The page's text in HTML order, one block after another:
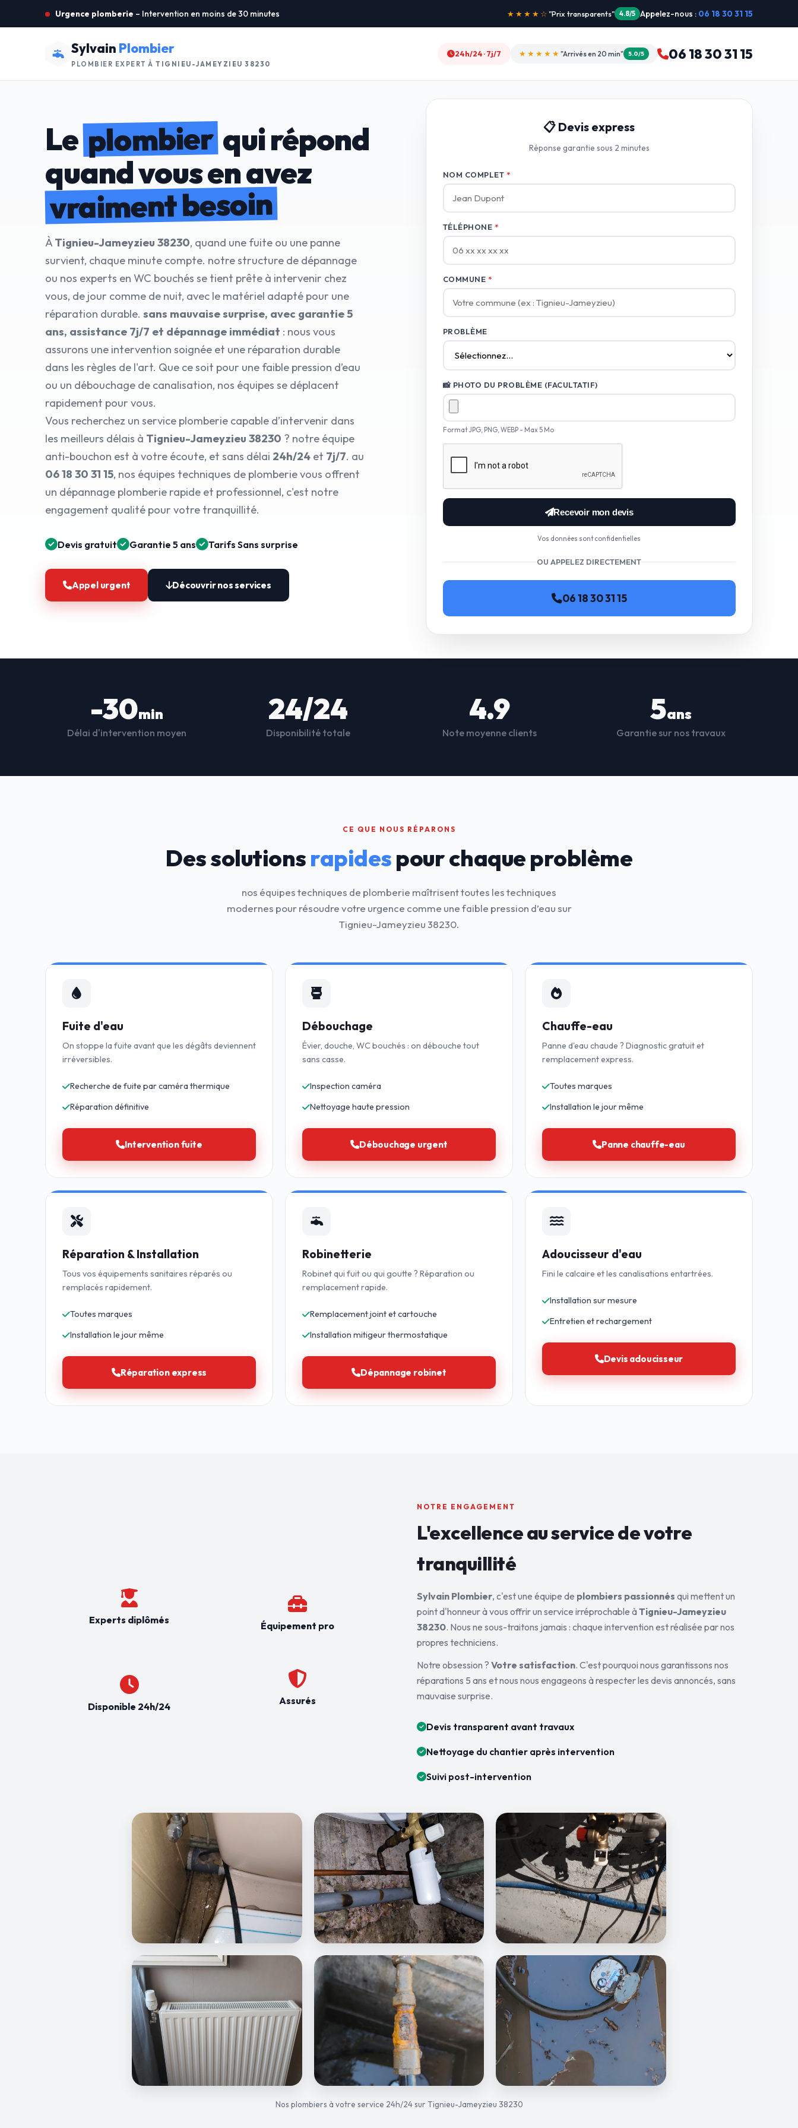
Urgence plomberie – Intervention en moins de 30 minutes ★★★★★ "Intervention dimanche" 5.0/5 Appelez-nous : 06 18 30 31 15
Sylvain Plombier
PLOMBIER EXPERT À TIGNIEU-JAMEYZIEU 38230
24h/24 · 7j/7 ★★★★★ "Arrivés en 20 min" 5.0/5 06 18 30 31 15
Leplombierqui répond
quand vous en avez
vraiment besoin
ÀTignieu-Jameyzieu 38230, quand une fuite ou une panne
survient, chaque minute compte. notre structure de dépannage
ou nos experts en WC bouchés se tient prête à intervenir chez
vous, de jour comme de nuit, avec le matériel adapté pour une
réparation durable. sans mauvaise surprise, avec garantie 5
ans, assistance 7j/7 et dépannage immédiat : nous vous
assurons une intervention soignée et une réparation durable
dans les règles de l'art. Que ce soit pour une faible pression d’eau
ou un débouchage de canalisation, nos équipes se déplacent
rapidement pour vous.
Vous recherchez un service plomberie capable d’intervenir dans
les meilleurs délais à Tignieu-Jameyzieu 38230 ? notre équipe
anti-bouchon est à votre écoute, et sans délai 24h/24 et 7j/7. au
06 18 30 31 15, nos équipes techniques de plomberie vous offrent
un dépannage plomberie rapide et professionnel, c'est notre
engagement qualité pour votre tranquillité.
Devis gratuit Garantie 5 ans Tarifs Sans surprise
Appel urgent Découvrir nos services
📋 Devis express
Réponse garantie sous 2 minutes
NOM COMPLET *
TÉLÉPHONE *
COMMUNE *
PROBLÈME
📸 PHOTO DU PROBLÈME (FACULTATIF)
Format JPG, PNG, WEBP - Max 5 Mo
Recevoir mon devis
Vos données sont confidentielles
OU APPELEZ DIRECTEMENT
06 18 30 31 15
-30min
Délai d'intervention moyen
24/24
Disponibilité totale
4.9
Note moyenne clients
5ans
Garantie sur nos travaux
CE QUE NOUS RÉPARONS
Des solutionsrapidespour chaque problème
nos équipes techniques de plomberie maîtrisent toutes les techniques
modernes pour résoudre votre urgence comme une faible pression d’eau sur
Tignieu-Jameyzieu 38230.
Fuite d'eau
On stoppe la fuite avant que les dégâts deviennent
irréversibles.
Recherche de fuite par caméra thermique
Réparation définitive
Intervention fuite
Débouchage
Évier, douche, WC bouchés : on débouche tout
sans casse.
Inspection caméra
Nettoyage haute pression
Débouchage urgent
Chauffe-eau
Panne d'eau chaude ? Diagnostic gratuit et
remplacement express.
Toutes marques
Installation le jour même
Panne chauffe-eau
Réparation & Installation
Tous vos équipements sanitaires réparés ou
remplacés rapidement.
Toutes marques
Installation le jour même
Réparation express
Robinetterie
Robinet qui fuit ou qui goutte ? Réparation ou
remplacement rapide.
Remplacement joint et cartouche
Installation mitigeur thermostatique
Dépannage robinet
Adoucisseur d'eau
Fini le calcaire et les canalisations entartrées.
Installation sur mesure
Entretien et rechargement
Devis adoucisseur
Experts diplômés
Disponible 24h/24
Équipement pro
Assurés
NOTRE ENGAGEMENT
L'excellence au service devotre
tranquillité
Sylvain Plombier, c'est une équipe de plombiers passionnés qui mettent un
point d'honneur à vous offrir un service irréprochable àTignieu-Jameyzieu
38230. Nous ne sous-traitons jamais : chaque intervention est réalisée par nos
propres techniciens.
Notre obsession ? Votre satisfaction. C'est pourquoi nous garantissons nos
réparations 5 ans et nous nous engageons à respecter les devis annoncés, sans
mauvaise surprise.
Devis transparent avant travaux
Nettoyage du chantier après intervention
Suivi post-intervention
Nos plombiers à votre service 24h/24 sur Tignieu-Jameyzieu 38230